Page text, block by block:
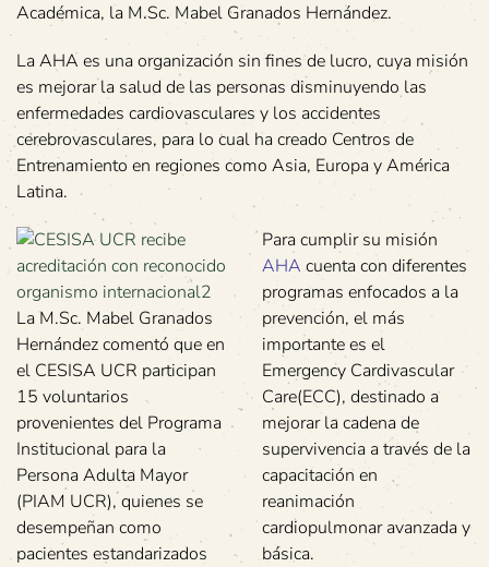
Académica, la M.Sc. Mabel Granados Hernández.
La AHA es una organización sin fines de lucro, cuya misión
es mejorar la salud de las personas disminuyendo las
enfermedades cardiovasculares y los accidentes
cerebrovasculares, para lo cual ha creado Centros de
Entrenamiento en regiones como Asia, Europa y América
Latina.
La M.Sc. Mabel Granados
Hernández comentó que en
el CESISA UCR participan
15 voluntarios
provenientes del Programa
Institucional para la
Persona Adulta Mayor
(PIAM UCR), quienes se
desempeñan como
pacientes estandarizados
Para cumplir su misión
AHA cuenta con diferentes
programas enfocados a la
prevención, el más
importante es el
Emergency Cardivascular
Care(ECC), destinado a
mejorar la cadena de
supervivencia a través de la
capacitación en
reanimación
cardiopulmonar avanzada y
básica.